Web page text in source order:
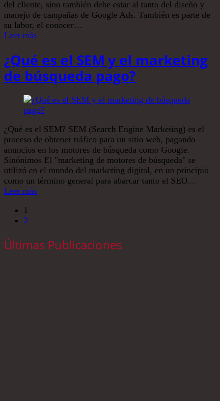
del cliente, sino también debe estar al tanto del diseño y
manejo de campañas de Google Ads. También es parte de
su labor, el conocer…
Leer más
¿Qué es el SEM y el marketing
de búsqueda pago?
¿Qué es el SEM? SEM (Search Engine Marketing) es el
proceso de obtener tráfico para un sitio web, pagando
anuncios en los motores de búsqueda como Google.
Sinónimos El "marketing de motores de búsqueda" se
utilizó en el mundo del marketing digital, en un principio
como un término general para abarcar tanto el SEO…
Leer más
1
2
Últimas Publicaciones